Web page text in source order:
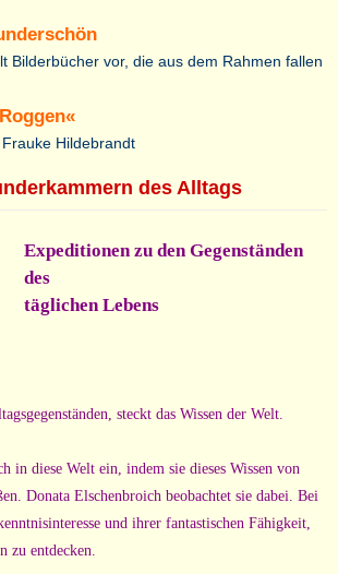
Bilderbücher vor, die aus dem Rahmen fallen
Hildebrandt
des Alltags
Expeditionen zu den Gegenständen
des
täglichen Lebens
steckt das Wissen der Welt.
in diese Welt ein, indem sie dieses Wissen von
Donata Elschenbroich beobachtet sie dabei. Bei
und ihrer fantastischen Fähigkeit,
zu entdecken.